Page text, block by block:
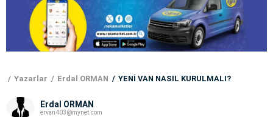
Yazarlar Erdal ORMAN YENİ VAN NASIL KURULMALI?
Erdal ORMAN
ervan403@mynet.com